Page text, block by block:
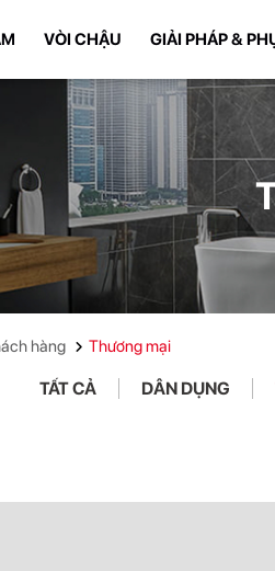
VÒI CHẬU GIẢI PHÁP &
hàng Thương mại
TẤT CẢ DÂN DỤNG